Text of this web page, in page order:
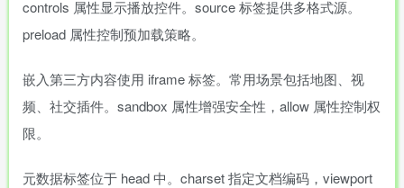
controls 属性显示播放控件。source 标签提供多格式源。
preload 属性控制预加载策略。
嵌入第三方内容使用 iframe 标签。常用场景包括地图、视
频、社交插件。sandbox 属性增强安全性，allow 属性控制权
限。
元数据标签位于 head 中。charset 指定文档编码，viewport